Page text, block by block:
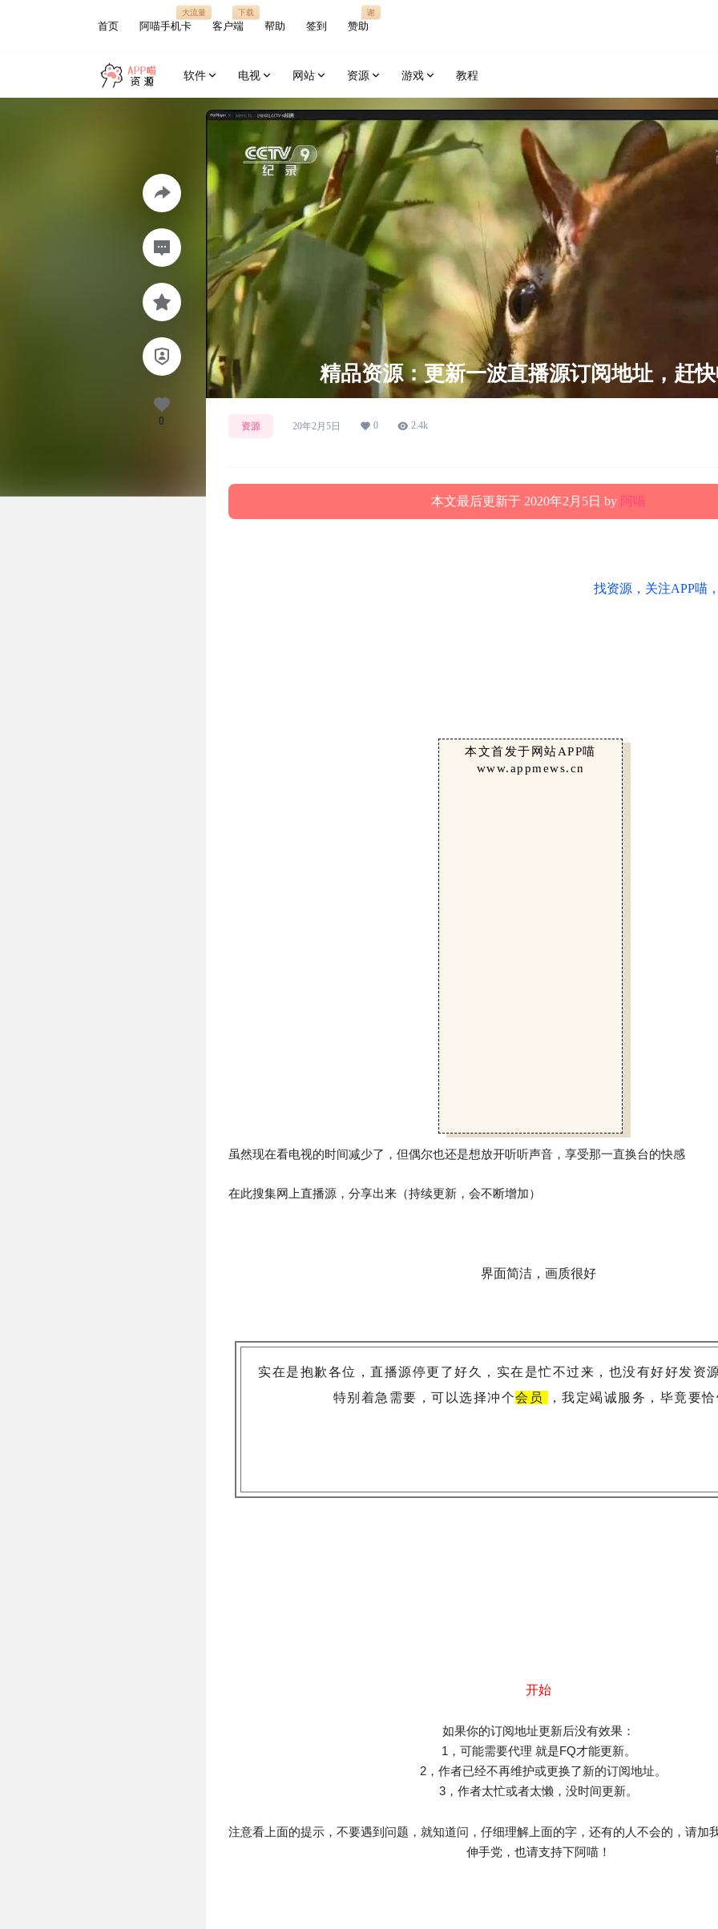
首页 阿喵手机卡
大流量
客户端
下载
帮助 签到 赞助
谢
软件 电视 网站 资源 游戏 教程
精品资源：更新一波直播源订阅地址，赶
资源 20年2月5日 0 2.4k
本文最后更新于 2020年2月5日 by 阿喵
找资源，关注APP喵
本文首发于网站APP喵
www.appmews.cn
虽然现在看电视的时间减少了，但偶尔也还是想放开听听声音，享受那一直换台的快感
在此搜集网上直播源，分享出来（持续更新，会不断增加）
界面简洁，画质很好
实在是抱歉各位，直播源停更了好久，实在是忙不过来，也没有好好发资
特别着急需要，可以选择冲个会员 ，我定竭诚服务，毕竟要
开始
如果你的订阅地址更新后没有效果：
1，可能需要代理 就是FQ才能更新。
2，作者已经不再维护或更换了新的订阅地址。
3，作者太忙或者太懒，没时间更新。
注意看上面的提示，不要遇到问题，就知道问，仔细理解上面的字，还有的人不会的，请加
伸手党，也请支持下阿喵！
0